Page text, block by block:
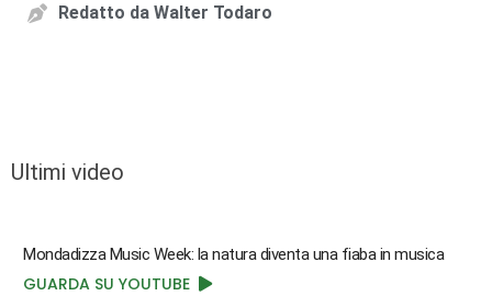
Redatto da Walter Todaro
Ultimi video
Mondadizza Music Week: la natura diventa una fiaba in musica
GUARDA SU YOUTUBE